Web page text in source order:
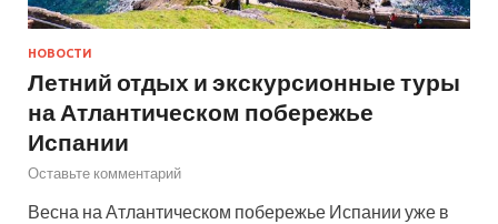
НОВОСТИ
Летний отдых и экскурсионные туры
на Атлантическом побережье
Испании
Оставьте комментарий
Весна на Атлантическом побережье Испании уже в